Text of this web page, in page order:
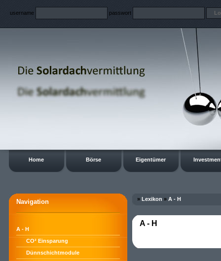
username passwort
Home Börse Eigentümer
Navigation
A - H
CO² Einsparung
Dünnschichtmodule
» Lexikon » A - H
A - H